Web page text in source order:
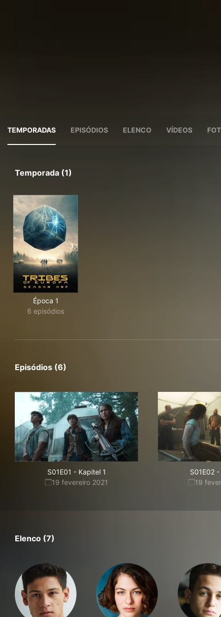
TEMPORADAS EPISÓDIOS ELENCO VÍDEOS
Temporada (1)
Época 1
6 episódios
Episódios (6)
S01E01 - Kapitel 1
19 fevereiro 2021
S01E02-
19
Elenco (7)